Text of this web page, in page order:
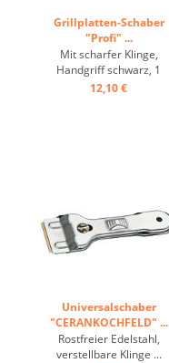
Grillplatten-Schaber
"Profi" ...
Mit scharfer Klinge,
Handgriff schwarz, 1
Ersatzklinge ...
12,10 €
Universalschaber
"CERANKOCHFELD" ...
Rostfreier Edelstahl,
verstellbare Klinge ...